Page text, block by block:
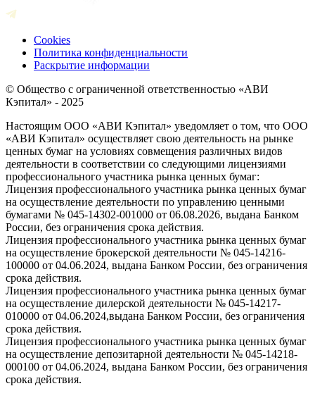
Cookies
Политика конфиденциальности
Раскрытие информации
© Общество с ограниченной ответственностью «АВИ
Кэпитал» - 2025
Настоящим ООО «АВИ Кэпитал» уведомляет о том, что ООО
«АВИ Кэпитал» осуществляет свою деятельность на рынке
ценных бумаг на условиях совмещения различных видов
деятельности в соответствии со следующими лицензиями
профессионального участника рынка ценных бумаг:
Лицензия профессионального участника рынка ценных бумаг
на осуществление деятельности по управлению ценными
бумагами № 045-14302-001000 от 06.08.2026, выдана Банком
России, без ограничения срока действия.
Лицензия профессионального участника рынка ценных бумаг
на осуществление брокерской деятельности № 045-14216-
100000 от 04.06.2024, выдана Банком России, без ограничения
срока действия.
Лицензия профессионального участника рынка ценных бумаг
на осуществление дилерской деятельности № 045-14217-
010000 от 04.06.2024,выдана Банком России, без ограничения
срока действия.
Лицензия профессионального участника рынка ценных бумаг
на осуществление депозитарной деятельности № 045-14218-
000100 от 04.06.2024, выдана Банком России, без ограничения
срока действия.